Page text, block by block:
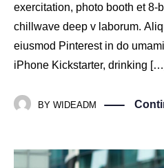
exercitation, photo booth et 8-
chillwave deep v laborum.
eiusmod Pinterest in do
iPhone Kickstarter, drinking
BY WIDEADM